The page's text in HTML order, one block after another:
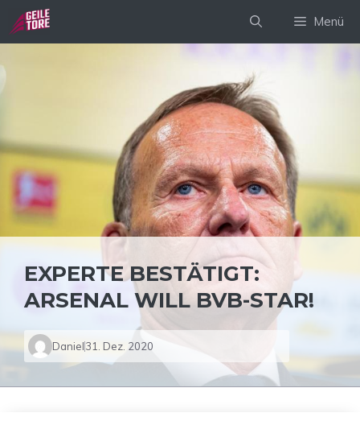
Zum
Inhalt
springen
Menü
EXPERTE BESTÄTIGT:
ARSENAL WILL BVB-STAR!
Daniel31. Dez. 2020